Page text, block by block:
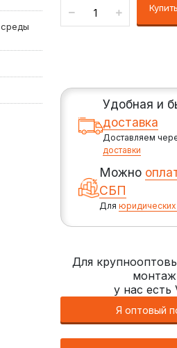
Купить
Удобная и
доставка
Доставляем
доставки
Можно
СБП
Для юридических
Для
у нас есть
Я оптовый